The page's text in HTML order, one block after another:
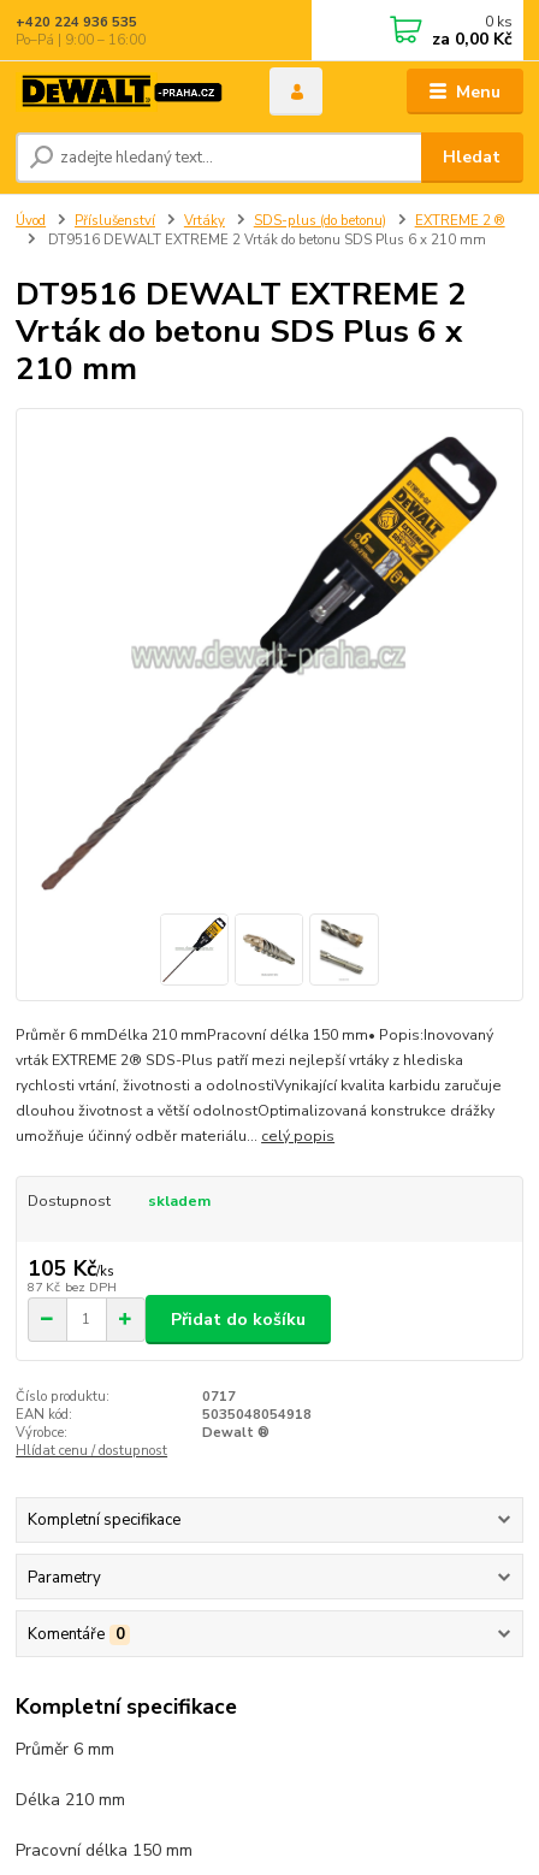
Menu
Hledat
+420 224 936 535
Po–Pá | 9:00 – 16:00
0 ks
za 0,00 Kč
Úvod Příslušenství Vrtáky SDS-plus (do betonu)
EXTREME 2 ®
DT9516 DEWALT EXTREME 2 Vrták do betonu SDS Plus 6 x 210 mm
DT9516 DEWALT EXTREME 2
Vrták do betonu SDS Plus 6 x
210 mm
Průměr 6 mmDélka 210 mmPracovní délka 150 mm• Popis:Inovovaný
vrták EXTREME 2® SDS-Plus patří mezi nejlepší vrtáky z hlediska
rychlosti vrtání, životnosti a odolnostiVynikající kvalita karbidu zaručuje
dlouhou životnost a větší odolnostOptimalizovaná konstrukce drážky
umožňuje účinný odběr materiálu... celý popis
Dostupnost skladem
105 Kč/ks
87 Kč bez DPH
Přidat do košíku
Číslo produktu:
0717
EAN kód:
5035048054918
Výrobce:
Dewalt ®
Hlídat cenu / dostupnost
Kompletní specifikace
Parametry
Komentáře 0
Kompletní specifikace
Průměr 6 mm
Délka 210 mm
Pracovní délka 150 mm